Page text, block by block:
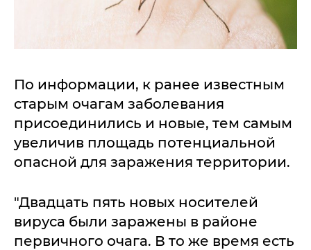
По информации, к ранее известным
старым очагам заболевания
присоединились и новые, тем самым
увеличив площадь потенциальной
опасной для заражения территории.
"Двадцать пять новых носителей
вируса были заражены в районе
первичного очага. В то же время есть